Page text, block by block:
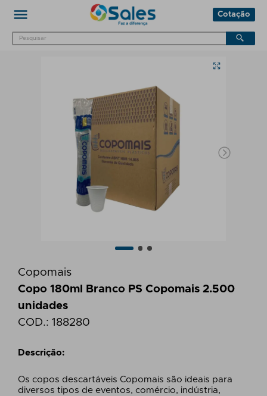
Cotação
Copomais
Copo 180ml Branco PS Copomais 2.500
unidades
COD.:188280
Descrição:
Os copos descartáveis Copomais são ideais para
diversos tipos de eventos, comércio, indústria,